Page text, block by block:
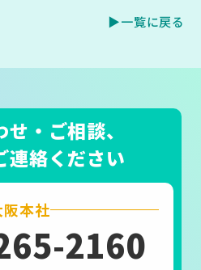
▶一覧に戻る
・ご相談、
連絡ください
阪本社
2160